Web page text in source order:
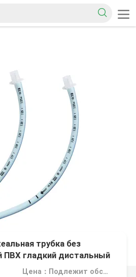
трубка без
ПВХ гладкий дистальный
Цена：Подлежит обсуждению